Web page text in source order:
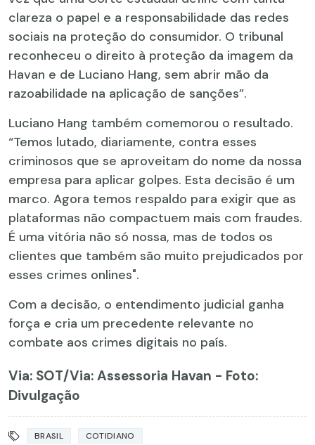
clareza o papel e a responsabilidade das redes
sociais na proteção do consumidor. O tribunal
reconheceu o direito à proteção da imagem da
Havan e de Luciano Hang, sem abrir mão da
razoabilidade na aplicação de sanções”.
Luciano Hang também comemorou o resultado.
“Temos lutado, diariamente, contra esses
criminosos que se aproveitam do nome da nossa
empresa para aplicar golpes. Esta decisão é um
marco. Agora temos respaldo para exigir que as
plataformas não compactuem mais com fraudes.
É uma vitória não só nossa, mas de todos os
clientes que também são muito prejudicados por
esses crimes onlines".
Com a decisão, o entendimento judicial ganha
força e cria um precedente relevante no
combate aos crimes digitais no país.
Via: SOT/Via: Assessoria Havan - Foto:
Divulgação
BRASIL COTIDIANO